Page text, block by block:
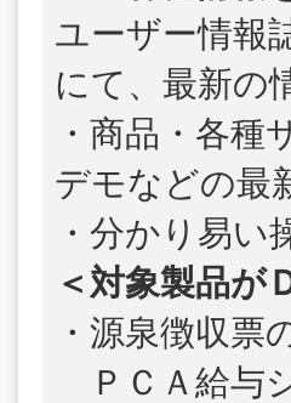
ユーザー情報
にて、最新の
・商品・各種
デモなどの最
・分かり易い
＜対象製品が
・源泉徴収票
ＰＣＡ給与